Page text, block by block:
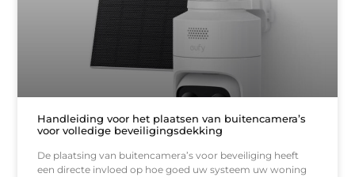
Handleiding voor het plaatsen van buitencamera’s
voor volledige beveiligingsdekking
De plaatsing van buitencamera’s voor beveiliging heeft
een directe invloed op hoe goed uw systeem uw woning